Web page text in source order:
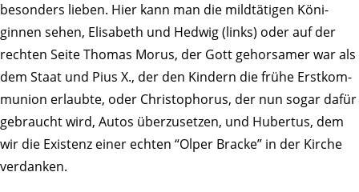
beson­ders lieben. Hier kann man die mild­tä­tigen Köni­
ginnen sehen, Elisa­beth und Hedwig (links) oder auf der
rechten Seite Thomas Morus, der Gott gehor­samer war als
dem Staat und Pius X., der den Kindern die frühe Erst­kom­
mu­nion erlaubte, oder Chris­to­phorus, der nun sogar dafür
gebraucht wird, Autos über­zu­setzen, und Hubertus, dem
wir die Exis­tenz einer echten “Olper Bracke” in der Kirche
verdanken.